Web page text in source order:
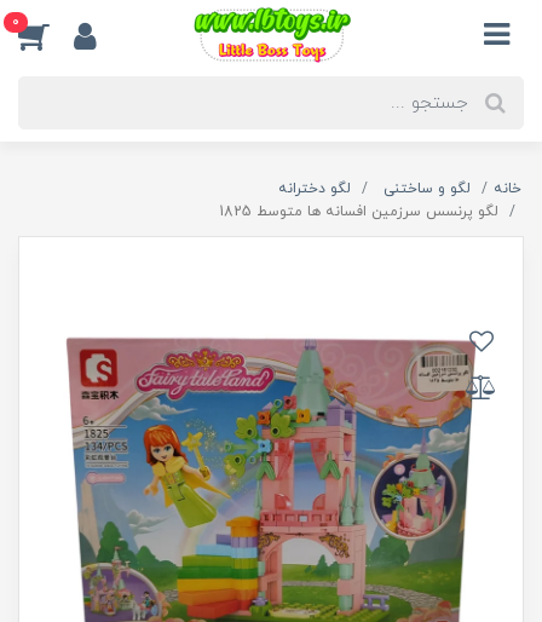
0
خانه لگو و ساختنی
لگو دخترانه
لگو پرنسس سرزمین افسانه ها متوسط 1825